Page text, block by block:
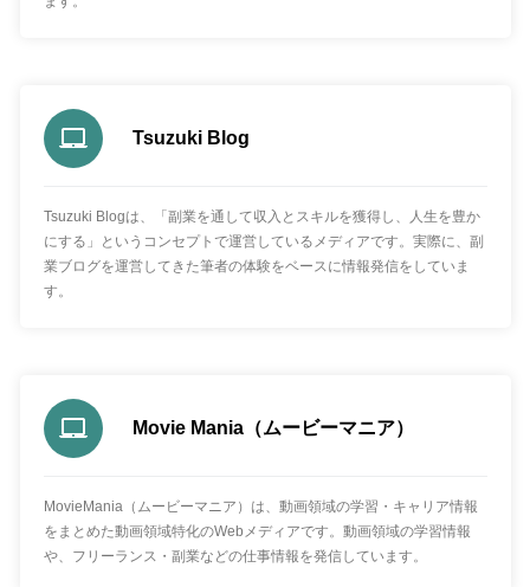
Tsuzuki Blog
Tsuzuki Blogは、「副業を通して収入とスキルを獲得し、人生を豊か
にする」というコンセプトで運営しているメディアです。実際に、副
業ブログを運営してきた筆者の体験をベースに情報発信をしていま
す。
Movie Mania（ムービーマニア）
MovieMania（ムービーマニア）は、動画領域の学習・キャリア情報
をまとめた動画領域特化のWebメディアです。動画領域の学習情報
や、フリーランス・副業などの仕事情報を発信しています。